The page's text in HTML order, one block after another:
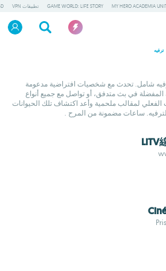
MY HERO ACADEMIA
GAME WORLD: LIFE STORY تطبيقات VPN
ترفيه
شامل. تحدث مع شخصيات افتراضية مدعومة
في بث متدفق، أو تواصل مع جميع أنواع
لمقالب ملحمية وأعد اكتشاف تلك الحيوانات
ساعات مضمونة من المرح .
LiTV